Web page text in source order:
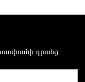
դրանց։